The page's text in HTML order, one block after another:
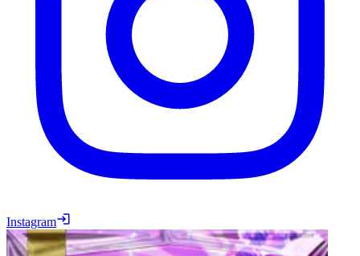
Instagram